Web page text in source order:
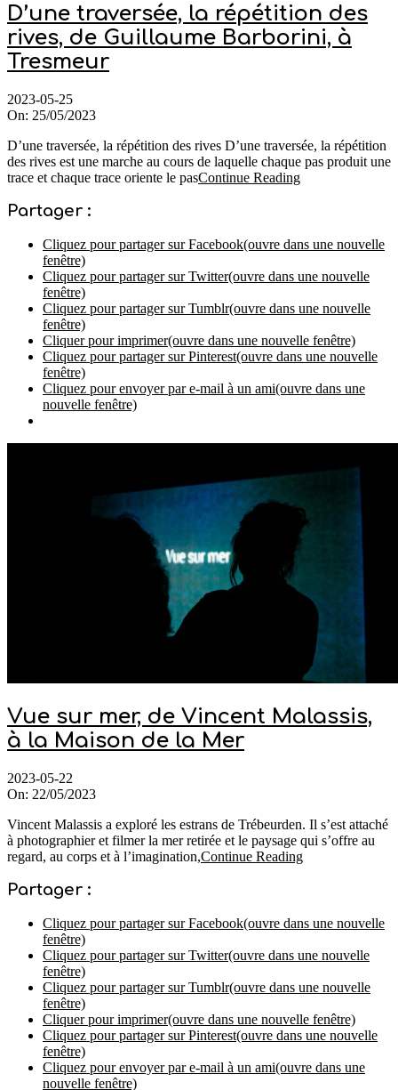
D’une traversée, la répétition des
rives, de Guillaume Barborini, à
Tresmeur
2023-05-25
On: 25/05/2023
D’une traversée, la répétition des rives D’une traversée, la répétition
des rives est une marche au cours de laquelle chaque pas produit une
trace et chaque trace oriente le pasContinue Reading
Partager :
Cliquez pour partager sur Facebook(ouvre dans une nouvelle
fenêtre)
Cliquez pour partager sur Twitter(ouvre dans une nouvelle
fenêtre)
Cliquez pour partager sur Tumblr(ouvre dans une nouvelle
fenêtre)
Cliquer pour imprimer(ouvre dans une nouvelle fenêtre)
Cliquez pour partager sur Pinterest(ouvre dans une nouvelle
fenêtre)
Cliquez pour envoyer par e-mail à un ami(ouvre dans une
nouvelle fenêtre)
Vue sur mer, de Vincent Malassis,
à la Maison de la Mer
2023-05-22
On: 22/05/2023
Vincent Malassis a exploré les estrans de Trébeurden. Il s’est attaché
à photographier et filmer la mer retirée et le paysage qui s’offre au
regard, au corps et à l’imagination,Continue Reading
Partager :
Cliquez pour partager sur Facebook(ouvre dans une nouvelle
fenêtre)
Cliquez pour partager sur Twitter(ouvre dans une nouvelle
fenêtre)
Cliquez pour partager sur Tumblr(ouvre dans une nouvelle
fenêtre)
Cliquer pour imprimer(ouvre dans une nouvelle fenêtre)
Cliquez pour partager sur Pinterest(ouvre dans une nouvelle
fenêtre)
Cliquez pour envoyer par e-mail à un ami(ouvre dans une
nouvelle fenêtre)